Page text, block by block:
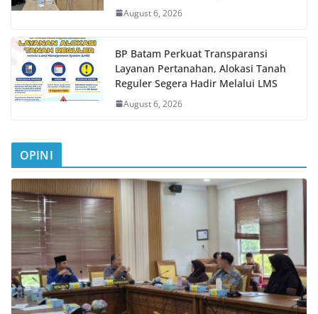
August 6, 2026
BP Batam Perkuat Transparansi
Layanan Pertanahan, Alokasi Tanah
Reguler Segera Hadir Melalui LMS
August 6, 2026
OPINI